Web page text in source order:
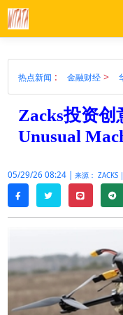
热点新闻 : 金融财经>
Zacks投资创
Unusual
05/29/26 08:24 | 来源： ZACKS |
facebooktwitterline